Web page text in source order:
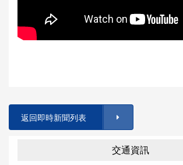
返回即時新聞列表
交通資訊